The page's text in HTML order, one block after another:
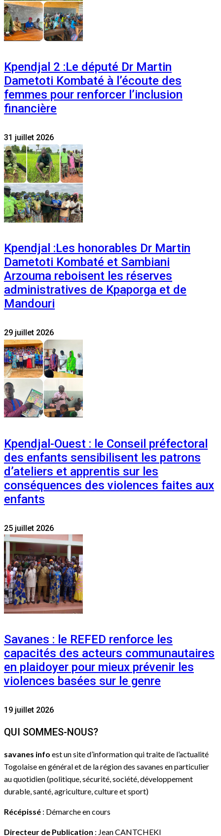
Kpendjal 2 :Le député Dr Martin
Dametoti Kombaté à l’écoute des
femmes pour renforcer l’inclusion
financière
31 juillet 2026
Kpendjal :Les honorables Dr Martin
Dametoti Kombaté et Sambiani
Arzouma reboisent les réserves
administratives de Kpaporga et de
Mandouri
29 juillet 2026
Kpendjal-Ouest : le Conseil préfectoral
des enfants sensibilisent les patrons
d’ateliers et apprentis sur les
conséquences des violences faites aux
enfants
25 juillet 2026
Savanes : le REFED renforce les
capacités des acteurs communautaires
en plaidoyer pour mieux prévenir les
violences basées sur le genre
19 juillet 2026
QUI SOMMES-NOUS?
savanes info est un site d’information qui traite de l’actualité
Togolaise en général et de la région des savanes en particulier
au quotidien (politique, sécurité, société, développement
durable, santé, agriculture, culture et sport)
Récépissé : Démarche en cours
Directeur de Publication : Jean CANTCHEKI